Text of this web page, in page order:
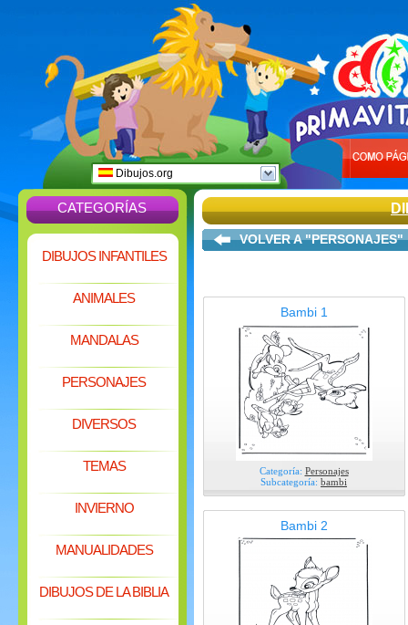
Dibujos.org
CATEGORÍAS
DIBUJOS INFANTILES
ANIMALES
MANDALAS
PERSONAJES
DIVERSOS
TEMAS
INVIERNO
MANUALIDADES
DIBUJOS DE LA BIBLIA
VOLVER A "PERSONAJES"
Bambi 1
Categoría: Personajes
Subcategoría: bambi
Bambi 2